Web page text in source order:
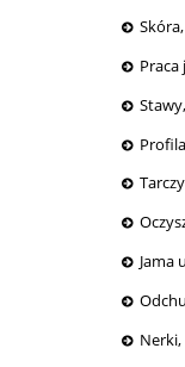
Praca
Jama
Nerki,